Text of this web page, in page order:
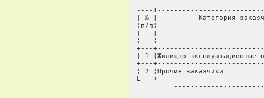
----
¦ № ¦          Категория
¦п/п¦
¦   ¦
¦   ¦
+---
¦ 1 ¦Жилищно-
+---
¦ 2 ¦Прочие заказчики
L---